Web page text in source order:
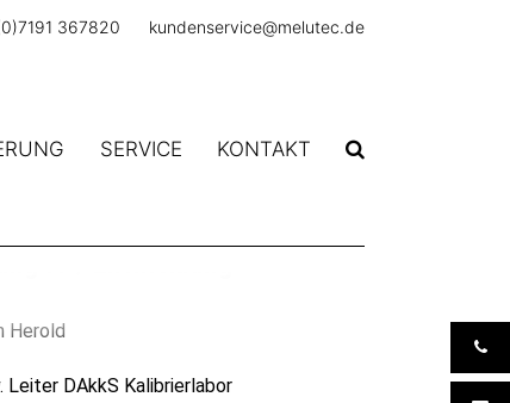
367820 kundenservice@melutec.de
SERVICE KONTAKT
Herold
Leiter DAkkS Kalibrierlabor